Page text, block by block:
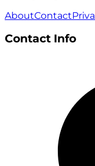
AboutContact
Contact Info